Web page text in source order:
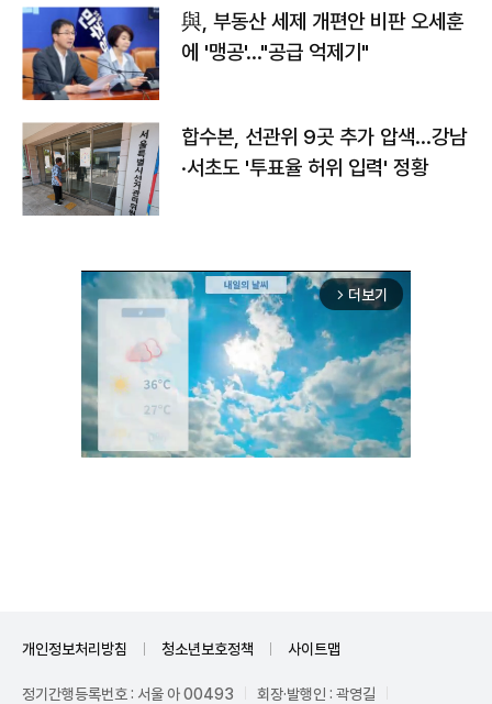
與, 부동산 세제 개편안 비판 오세훈
에 '맹공'…"공급 억제기"
합수본, 선관위 9곳 추가 압색…강남
·서초도 '투표율 허위 입력' 정황
arrow_forward_ios 더보기
개인정보처리방침 청소년보호정책 사이트맵
정기간행등록번호 : 서울 아 00493 회장·발행인 : 곽영길